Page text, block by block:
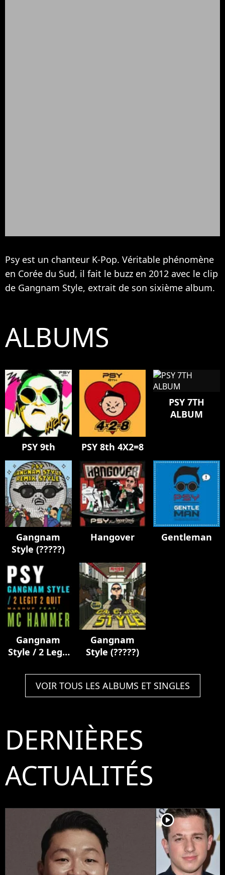
Psy est un chanteur K-Pop. Véritable phénomène
en Corée du Sud, il fait le buzz en 2012 avec le clip
de Gangnam Style, extrait de son sixième album.
ALBUMS
PSY 9th PSY 8th 4X2=8
PSY 7TH
ALBUM
Gangnam
Style (?????)
Hangover Gentleman
Gangnam
Style / 2 Legit
Gangnam
Style (?????)
VOIR TOUS LES ALBUMS ET SINGLES
DERNIÈRES
ACTUALITÉS
player2